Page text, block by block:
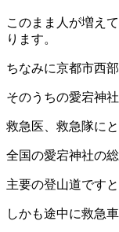
このまま人が増え
ります。
ちなみに京都市西
そのうちの愛宕神
救急医、救急隊に
全国の愛宕神社の総
主要の登山道です
しかも途中に救急